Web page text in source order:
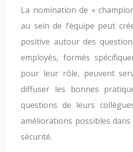
La nomination de «
au sein de l’équipe peut
positive autour des
employés, formés
pour leur rôle, peuvent
diffuser les bonnes
questions de leurs
améliorations possibles
sécurité.